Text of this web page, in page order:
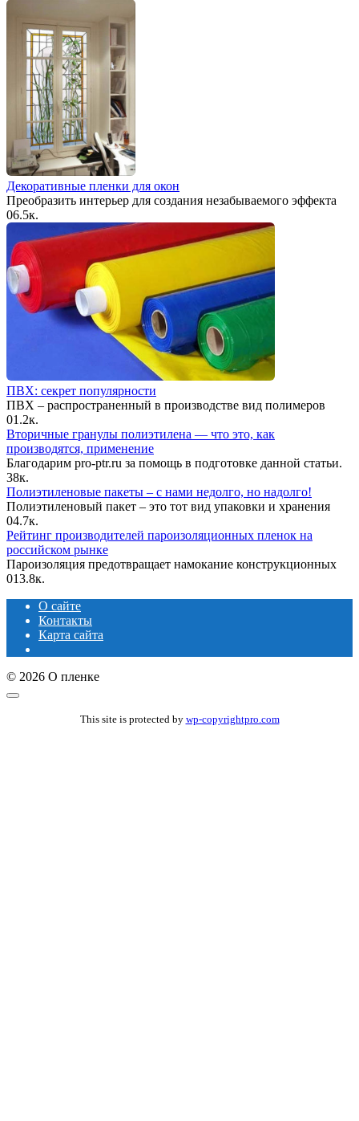
Декоративные пленки для окон
Преобразить интерьер для создания незабываемого эффекта
06.5к.
ПВХ: секрет популярности
ПВХ – распространенный в производстве вид полимеров
01.2к.
Вторичные гранулы полиэтилена — что это, как
производятся, применение
Благодарим pro-ptr.ru за помощь в подготовке данной статьи.
38к.
Полиэтиленовые пакеты – с нами недолго, но надолго!
Полиэтиленовый пакет – это тот вид упаковки и хранения
04.7к.
Рейтинг производителей пароизоляционных пленок на
российском рынке
Пароизоляция предотвращает намокание конструкционных
013.8к.
О сайте
Контакты
Карта сайта
© 2026 О пленке
This site is protected by wp-copyrightpro.com